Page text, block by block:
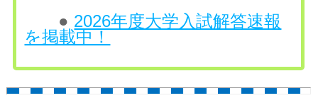
● 2026年度大学入試解答速報
を掲載中！